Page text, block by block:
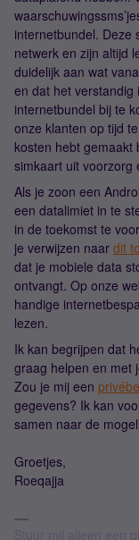
internetbundel. Deze
netwerk en zijn altijd
duidelijk aan wat
en dat het verstandig
internetbundel bij te
onze klanten op tijd
kosten hebt gemaakt
simkaart uit voorzorg
Als je zoon een
een datalimiet in te
in de toekomst te
je verwijzen naar dit
dat je mobiele data
ontvangt. Op onze
handige
lezen.
Ik kan begrijpen dat
graag helpen en met
Zou je mij een
gegevens? Ik kan
samen naar de
Groetjes,
Roeqajja